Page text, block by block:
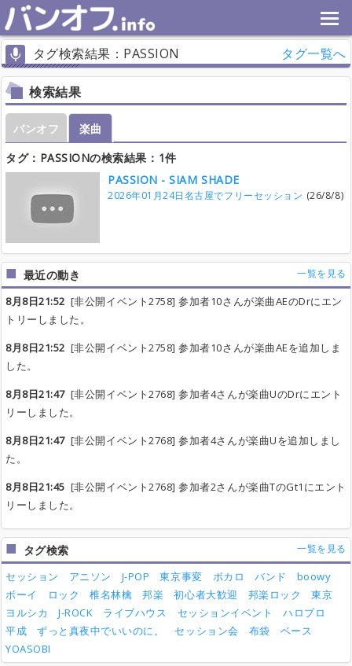
タグ検索結果：PASSION タグ一覧へ
検索結果
バンオフ
楽曲
タグ：PASSIONの検索結果：1件
PASSION - SIAM SHADE
2026年01月24日名古屋でフリーセッション (26/8/8)
最近の動き 一覧を見る
8月8日21:52 [非公開イベント2758] 参加者10さんが楽曲AEのDrにエン
トリーしました。
8月8日21:52 [非公開イベント2758] 参加者10さんが楽曲AEを追加しま
した。
8月8日21:47[非公開イベント2768] 参加者4さんが楽曲UのDrにエント
リーしました。
8月8日21:47[非公開イベント2768] 参加者4さんが楽曲Uを追加しまし
た。
8月8日21:45 [非公開イベント2768] 参加者2さんが楽曲TのGt1にエント
リーしました。
タグ検索 一覧を見る
セッション アニソン J-POP 東京事変 ボカロ バンド
boowy
ボーイ
ロック 椎名林檎 邦楽 初心者大歓迎 邦楽ロック
東京
ヨルシカ
J-ROCK ライブハウス セッションイベント
ハロプロ
平成
ずっと真夜中でいいのに。 セッション会 布袋
ベース
YOASOBI